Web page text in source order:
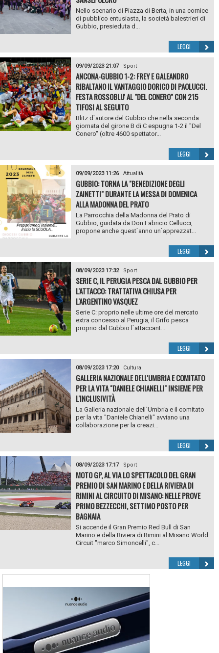
Nello scenario di Piazza di Berta, in una cornice
di pubblico entusiasta, la società balestrieri di
Gubbio, presieduta d...
LEGGI
09/09/2023 21:07| Sport
ANCONA-GUBBIO 1-2: FREY E GALEANDRO
RIBALTANO IL VANTAGGIO DORICO DI PAOLUCCI.
FESTA ROSSOBLU' AL "DEL CONERO" CON 215
TIFOSI AL SEGUITO
Blitz d`autore del Gubbio che nella seconda
giornata del girone B di C espugna 1-2 il "Del
Conero" (oltre 4600 spettator...
LEGGI
09/09/2023 11:26| Attualità
GUBBIO: TORNA LA "BENEDIZIONE DEGLI
ZAINETTI" DURANTE LA MESSA DI DOMENICA
ALLA MADONNA DEL PRATO
La Parrocchia della Madonna del Prato di
Gubbio, guidata da Don Fabricio Cellucci,
propone anche quest`anno un`apprezzat...
LEGGI
08/09/2023 17:32| Sport
SERIE C, IL PERUGIA PESCA DAL GUBBIO PER
L'ATTACCO: TRATTATIVA CHIUSA PER
L'ARGENTINO VASQUEZ
Serie C: proprio nelle ultime ore del mercato
extra concesso al Perugia, il Grifo pesca
proprio dal Gubbio l`attaccant...
LEGGI
08/09/2023 17:20| Cultura
GALLERIA NAZIONALE DELL'UMBRIA E COMITATO
PER LA VITA "DANIELE CHIANELLI" INSIEME PER
L'INCLUSIVITÀ
La Galleria nazionale dell`Umbria e il comitato
per la vita "Daniele Chianelli" avviano una
collaborazione per la creazi...
LEGGI
08/09/2023 17:17| Sport
MOTO GP, AL VIA LO SPETTACOLO DEL GRAN
PREMIO DI SAN MARINO E DELLA RIVIERA DI
RIMINI AL CIRCUITO DI MISANO: NELLE PROVE
PRIMO BEZZECCHI, SETTIMO POSTO PER
BAGNAIA
Si accende il Gran Premio Red Bull di San
Marino e della Riviera di Rimini al Misano World
Circuit "marco Simoncelli", c...
LEGGI